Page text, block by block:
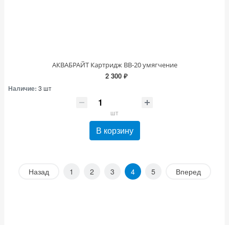
АКВАБРАЙТ Картридж ВВ-20 умягчение
2 300 ₽
Наличие: 3 шт
шт
В корзину
Назад 1 2 3 4 5 Вперед